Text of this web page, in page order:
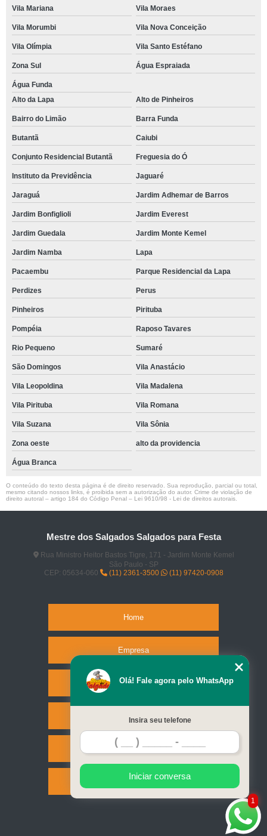
Vila Mariana Vila Moraes
Vila Morumbi Vila Nova Conceição
Vila Olímpia Vila Santo Estéfano
Zona Sul Água Espraiada
Água Funda
Alto da Lapa
Alto de Pinheiros
Bairro do Limão Barra Funda
Butantã Caiubi
Conjunto Residencial Butantã Freguesia do Ó
Instituto da Previdência Jaguaré
Jaraguá Jardim Adhemar de Barros
Jardim Bonfiglioli Jardim Everest
Jardim Guedala Jardim Monte Kemel
Jardim Namba Lapa
Pacaembu Parque Residencial da Lapa
Perdizes Perus
Pinheiros Pirituba
Pompéia Raposo Tavares
Rio Pequeno Sumaré
São Domingos Vila Anastácio
Vila Leopoldina Vila Madalena
Vila Pirituba Vila Romana
Vila Suzana Vila Sônia
Zona oeste alto da providencia
Água Branca
O conteúdo do texto desta página é de direito reservado. Sua reprodução, parcial ou total,
mesmo citando nossos links, é proibida sem a autorização do autor. Crime de violação de
direito autoral – artigo 184 do Código Penal – Lei 9610/98 - Lei de direitos autorais
Mestre dos Salgados Salgados para Festa
Rua Ministro Heitor Bastos Tigre, 171 - Jardim Monte Kemel
São Paulo - SP
CEP: 05634-060
(11) 2361-3500 (11) 97420-0908
Home
Empresa
Missão
Serviços
Contato
Mapa do site
1
Olá! Fale agora pelo WhatsApp
Insira seu telefone
Iniciar conversa